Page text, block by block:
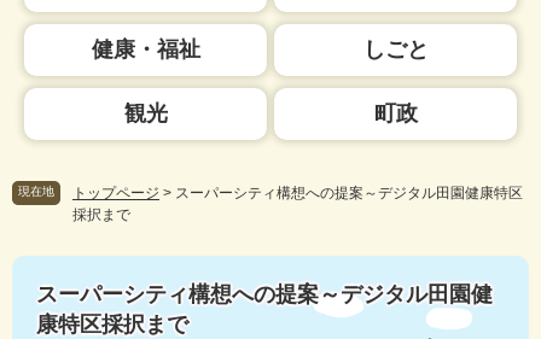
健康・福祉 しごと
観光 町政
現在地 トップページ > スーパーシティ構想への提案～デジタル田園健康特区
採択まで
スーパーシティ構想への提案～デジタル田園健
康特区採択まで